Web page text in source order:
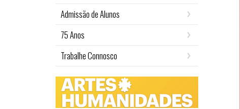
Admissão de Alunos
75 Anos
Trabalhe Connosco